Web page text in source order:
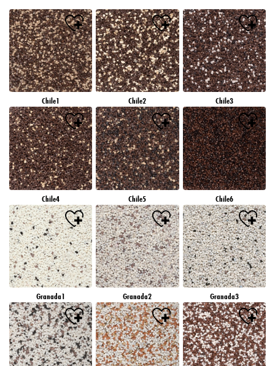
Chile1 Chile2 Chile3
Chile4 Chile5 Chile6
Granada1 Granada2 Granada3